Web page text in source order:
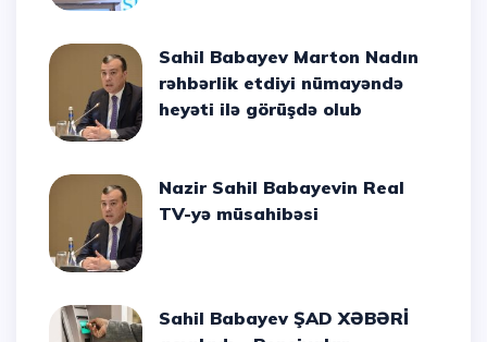
Sahil Babayev Marton Nadın
rəhbərlik etdiyi nümayəndə
heyəti ilə görüşdə olub
Nazir Sahil Babayevin Real
TV-yə müsahibəsi
Sahil Babayev ŞAD XƏBƏRİ